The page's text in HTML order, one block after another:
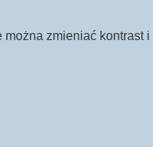
zmieniać kontrast